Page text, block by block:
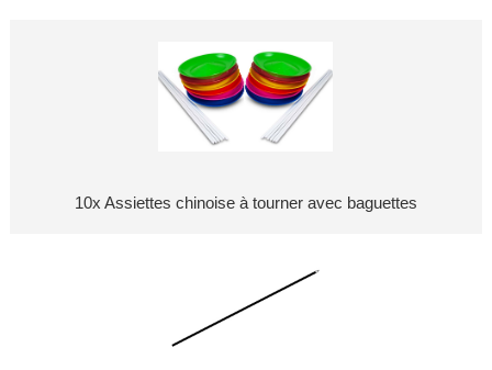
10x Assiettes chinoise à tourner avec baguettes